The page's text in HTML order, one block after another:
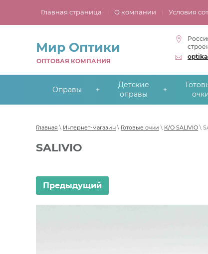
Главная страница О компании Условия
Мир Оптики
ОПТОВАЯ КОМПАНИЯ
Оправы
Детские
оправы
Главная \ Интернет-магазин \ Готовые очки \ K/O SALIVIO \
SALIVIO
Предыдущий